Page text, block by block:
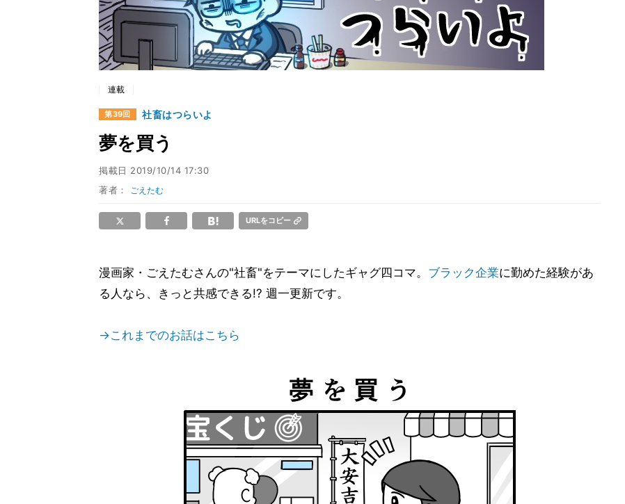
連載
第39回 社畜はつらいよ
夢を買う
掲載日 2019/10/14 17:30
著者： ごえたむ
URLをコピー
漫画家・ごえたむさんの"社畜"をテーマにしたギャグ四コマ。 ブラック企業に勤めた経験があ
る人なら、きっと共感できる!? 週一更新です。
→これまでのお話はこちら